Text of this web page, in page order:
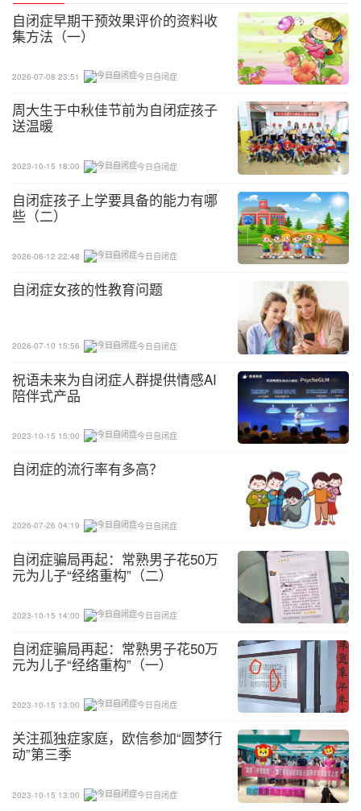
1、可以直观地显示出干预对象的进步情况。通过录
音、录像以及作业等，可以看出孩子口头表达、绘画
以及书写等方面的发展水平。对自闭症儿童来说，活
2、可以促进早期干预人员与家长的沟通。早期干预
人员在与自闭症儿童家长进行交流时，不能仅仅提供
测验成绩，因为这些单一的分数不能给家长提供充分
的信息。通过活动产品，家长可以很直观地了解孩子
的表现，为自身切实参与早期干预计划提供良好的知
3、可以拓宽评价者的思考范围，扩展分析评价的视
角。活动产品比语言更具说服力，可以表达一些语言
关于自闭症早期干预效果评价的资料收集方法，我们
将在下一篇文章中继续为您分享。
自闭症早期干预效果评价的资料收
集方法（一）
2026-07-08 23:51 今日自闭症
周大生于中秋佳节前为自闭症孩子
送温暖
2023-10-15 18:00 今日自闭症
自闭症孩子上学要具备的能力有哪
些（二）
2026-06-12 22:48 今日自闭症
自闭症女孩的性教育问题
2026-07-10 15:56 今日自闭症
祝语未来为自闭症人群提供情感AI
陪伴式产品
2023-10-15 15:00 今日自闭症
自闭症的流行率有多高？
2026-07-26 04:19 今日自闭症
自闭症骗局再起：常熟男子花50万
元为儿子“经络重构”（二）
2023-10-15 14:00 今日自闭症
自闭症骗局再起：常熟男子花50万
元为儿子“经络重构”（一）
2023-10-15 13:00 今日自闭症
关注孤独症家庭，欧信参加“圆梦行
动”第三季
2023-10-15 13:00 今日自闭症